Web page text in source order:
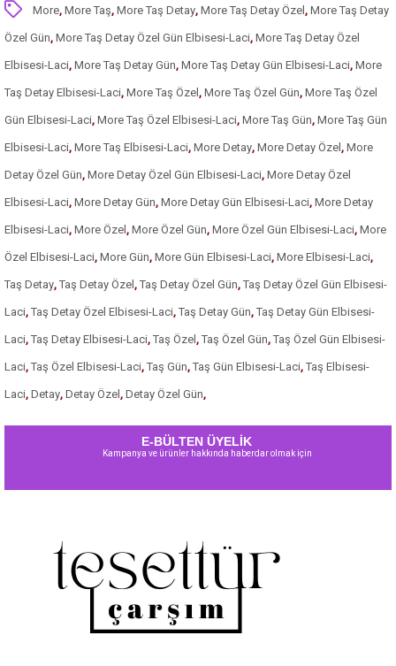
More, More Taş, More Taş Detay, More Taş Detay Özel , More Taş Detay
Özel Gün, More Taş Detay Özel Gün Elbisesi-Laci, More Taş Detay Özel
Elbisesi-Laci, More Taş Detay Gün, More Taş Detay Gün Elbisesi-Laci, More
Taş Detay Elbisesi-Laci, More Taş Özel , More Taş Özel Gün, More Taş Özel
Gün Elbisesi-Laci, More Taş Özel Elbisesi-Laci, More Taş Gün, More Taş Gün
Elbisesi-Laci, More Taş Elbisesi-Laci, More Detay, More Detay Özel , More
Detay Özel Gün, More Detay Özel Gün Elbisesi-Laci, More Detay Özel
Elbisesi-Laci, More Detay Gün, More Detay Gün Elbisesi-Laci, More Detay
Elbisesi-Laci, More Özel , More Özel Gün, More Özel Gün Elbisesi-Laci, More
Özel Elbisesi-Laci, More Gün, More Gün Elbisesi-Laci, More Elbisesi-Laci,
Taş Detay, Taş Detay Özel , Taş Detay Özel Gün, Taş Detay Özel Gün Elbisesi-
Laci, Taş Detay Özel Elbisesi-Laci, Taş Detay Gün, Taş Detay Gün Elbisesi-
Laci, Taş Detay Elbisesi-Laci, Taş Özel , Taş Özel Gün, Taş Özel Gün Elbisesi-
Laci, Taş Özel Elbisesi-Laci, Taş Gün, Taş Gün Elbisesi-Laci, Taş Elbisesi-
Laci, Detay, Detay Özel , Detay Özel Gün,
E-BÜLTEN ÜYELİK
Kampanya ve ürünler hakkında haberdar olmak için